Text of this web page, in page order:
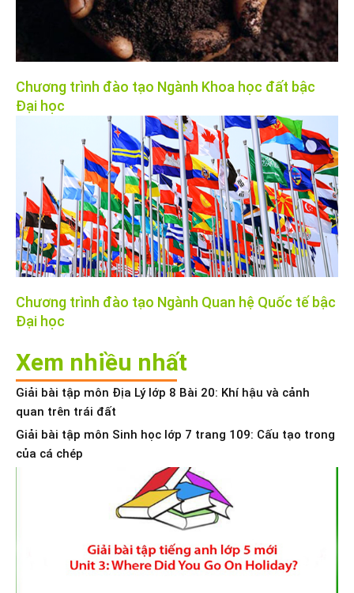
Chương trình đào tạo Ngành Khoa học đất bậc
Đại học
Chương trình đào tạo Ngành Quan hệ Quốc tế bậc
Đại học
Xem nhiều nhất
Giải bài tập môn Địa Lý lớp 8 Bài 20: Khí hậu và cảnh
quan trên trái đất
Giải bài tập môn Sinh học lớp 7 trang 109: Cấu tạo trong
của cá chép